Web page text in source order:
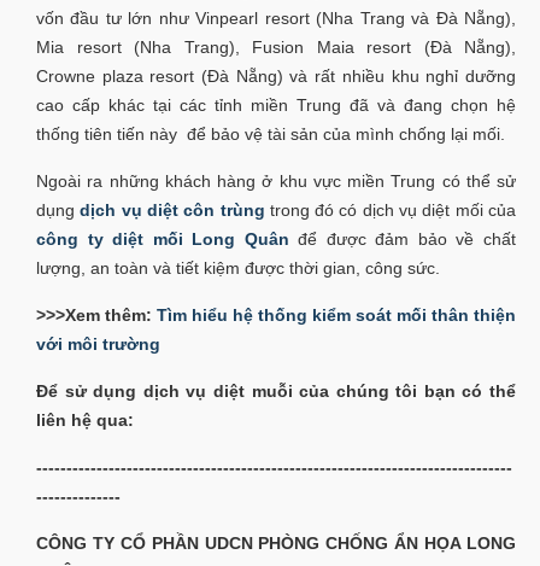
vốn đầu tư lớn như Vinpearl resort (Nha Trang và Đà Nẵng),
Mia resort (Nha Trang), Fusion Maia resort (Đà Nẵng),
Crowne plaza resort (Đà Nẵng) và rất nhiều khu nghỉ dưỡng
cao cấp khác tại các tỉnh miền Trung đã và đang chọn hệ
thống tiên tiến này để bảo vệ tài sản của mình chống lại mối.
Ngoài ra những khách hàng ở khu vực miền Trung có thể sử
dụngdịch vụ diệt côn trùng trong đó có dịch vụ diệt mối của
công ty diệt mối Long Quân để được đảm bảo về chất
lượng, an toàn và tiết kiệm được thời gian, công sức.
>>>Xem thêm: Tìm hiểu hệ thống kiểm soát mối thân thiện
với môi trường
Để sử dụng dịch vụ diệt muỗi của chúng tôi bạn có thể
liên hệ qua:
-------------------------------------------------------------------------------
--------------
CÔNG TY CỔ PHẦN UDCN PHÒNG CHỐNG ẨN HỌA LONG